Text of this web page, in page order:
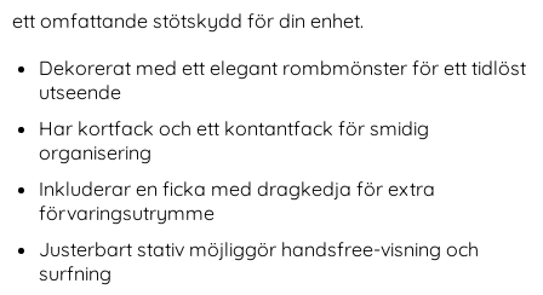
Xiaomi 15T Pro Fodral
Premium Äkta Läder Brun
Art. nr 243233
rea pris
169 krtidigare pris
169 kr
Tillgänglighet:
I lager
Amorus 30W GaN PD QC
USB-C / USB-A Väggladdare
Vit
Art. nr 243638
Tillgänglighet:
I lager
ett omfattande stötskydd för din enhet.
Dekorerat med ett elegant rombmönster för ett tidlöst
utseende
Har kortfack och ett kontantfack för smidig
organisering
Inkluderar en ficka med dragkedja för extra
förvaringsutrymme
Justerbart stativ möjliggör handsfree-visning och
surfning